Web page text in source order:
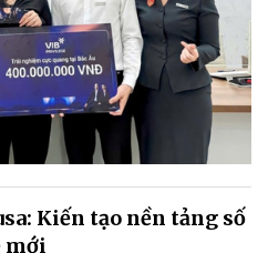
Kiến tạo nền tảng số
mới